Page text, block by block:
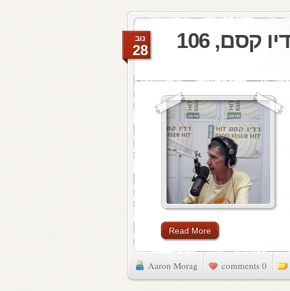
להיטון.קום היום ברדיו קסם, 106
נוב
28
Read More
Aaron Morag 0 comments